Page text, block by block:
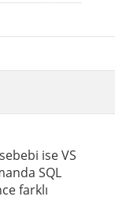
ise VS
SQL
farklı